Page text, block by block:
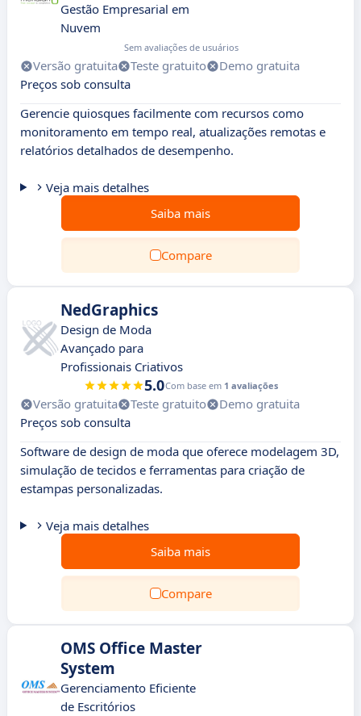
Gestão Empresarial em
Nuvem
Sem avaliações de usuários
Versão gratuita Teste gratuito
Demo gratuita
Preços sob consulta
Gerencie quiosques facilmente com recursos como
monitoramento em tempo real, atualizações remotas e
relatórios detalhados de desempenho.
Veja mais detalhes
Saiba mais
Compare
NedGraphics
Design de Moda
Avançado para
Profissionais Criativos
5.0Com base em 1 avaliações
Versão gratuita Teste gratuito
Demo gratuita
Preços sob consulta
Software de design de moda que oferece modelagem 3D,
simulação de tecidos e ferramentas para criação de
estampas personalizadas.
Veja mais detalhes
Saiba mais
Compare
OMS Office Master
System
Gerenciamento Eficiente
de Escritórios